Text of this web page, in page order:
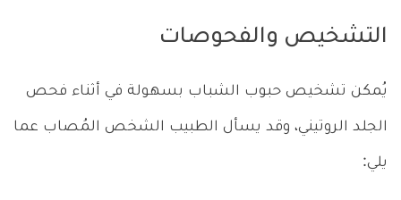
التشخيص والفحوصات
يُمكن تشخيص حبوب الشباب بسهولة في أثناء فحص
الجلد الروتيني، وقد يسأل الطبيب الشخص المُصاب عما
يلي: